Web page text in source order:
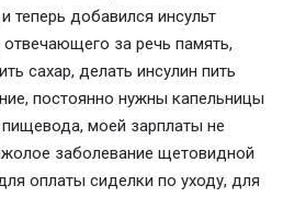
добавился инсульт
за речь память,
сахар, делать инсулин пить
постоянно нужны капельницы
пищевода, моей зарплаты не
заболевание щетовидной
оплаты сиделки по уходу, для